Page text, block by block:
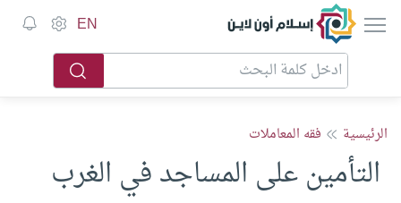
إسلام أون لاين EN
الرئيسية فقه المعاملات
‏ التأمين على المساجد في الغرب